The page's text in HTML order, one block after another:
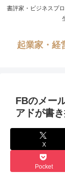
書評家・ビジネスプ
起業家・経
FBのメー
アドが書
X
Pocket